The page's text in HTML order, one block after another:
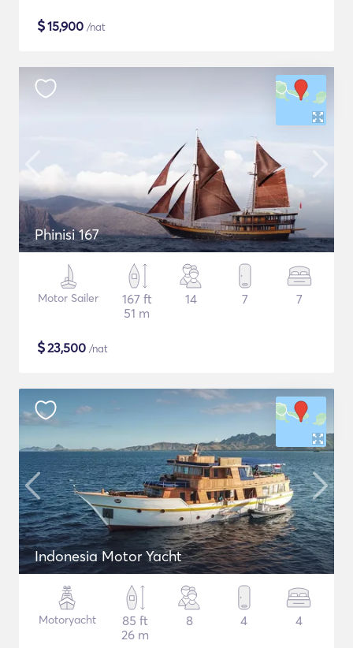
$15,900 /nat
Phinisi 167
Motor Sailer
167 ft
51 m
14 7 7
$23,500 /nat
Indonesia Motor Yacht
Motoryacht
85 ft
26 m
8 4 4